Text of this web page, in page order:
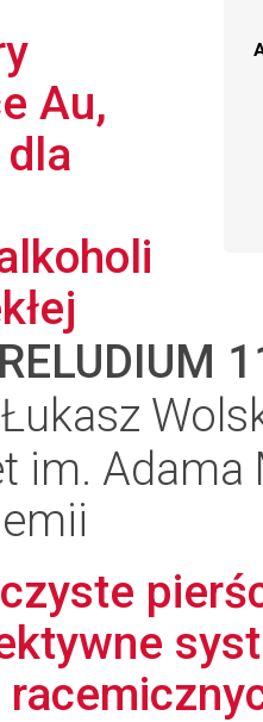
Au,
dla
im.